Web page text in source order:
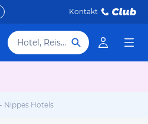
Kontakt
Hotel, Reiseziel
Nippes Hotels